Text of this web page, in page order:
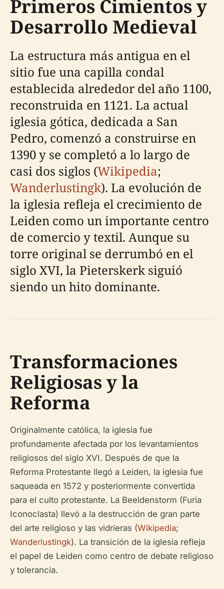
Primeros Cimientos y
Desarrollo Medieval
La estructura más antigua en el
sitio fue una capilla condal
establecida alrededor del año 1100,
reconstruida en 1121. La actual
iglesia gótica, dedicada a San
Pedro, comenzó a construirse en
1390 y se completó a lo largo de
casi dos siglos (Wikipedia;
Wanderlustingk). La evolución de
la iglesia refleja el crecimiento de
Leiden como un importante centro
de comercio y textil. Aunque su
torre original se derrumbó en el
siglo XVI, la Pieterskerk siguió
siendo un hito dominante.
Transformaciones
Religiosas y la
Reforma
Originalmente católica, la iglesia fue
profundamente afectada por los levantamientos
religiosos del siglo XVI. Después de que la
Reforma Protestante llegó a Leiden, la iglesia fue
saqueada en 1572 y posteriormente convertida
para el culto protestante. La Beeldenstorm (Furia
Iconoclasta) llevó a la destrucción de gran parte
del arte religioso y las vidrieras (Wikipedia;
Wanderlustingk). La transición de la iglesia refleja
el papel de Leiden como centro de debate religioso
y tolerancia.